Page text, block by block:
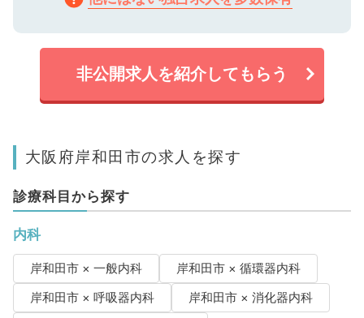
非公開求人を紹介してもらう
大阪府岸和田市の求人を探す
診療科目から探す
内科
岸和田市 × 一般内科
岸和田市 × 循環器内科
岸和田市 × 呼吸器内科
岸和田市 × 消化器内科